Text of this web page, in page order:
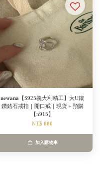
𝐧𝐞𝐰𝐚𝐧𝐚【S925義大利精工】大U鑲
鑽鋯石戒指｜開口戒｜現貨＋預購
【n915】
NT$ 880
加入購物車